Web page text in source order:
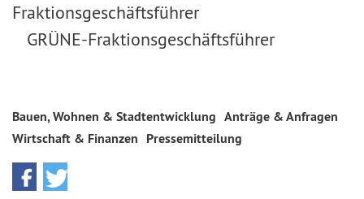
Fraktionsgeschäftsführer
GRÜNE-Fraktionsgeschäftsführer
Bauen, Wohnen & Stadtentwicklung Anträge & Anfragen
Wirtschaft & Finanzen Pressemitteilung